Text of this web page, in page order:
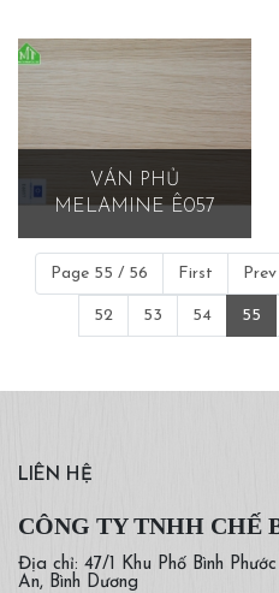
VÁN PHỦ
MELAMINE Ê057
Page 55 / 56 First Prev
52 53 54 55
LIÊN HỆ
CÔNG TY TNHH CHẾ
Địa chỉ: 47/1 Khu Phố Bình
An, Bình Dương